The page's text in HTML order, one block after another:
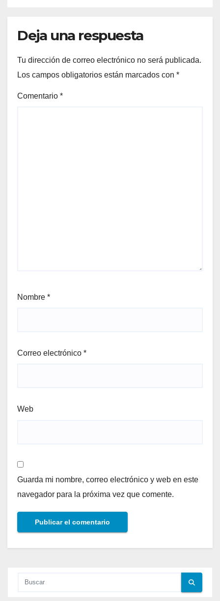
Deja una respuesta
Tu dirección de correo electrónico no será publicada.
Los campos obligatorios están marcados con *
Comentario *
Nombre *
Correo electrónico *
Web
Guarda mi nombre, correo electrónico y web en este
navegador para la próxima vez que comente.